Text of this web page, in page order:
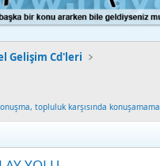
Gelişim Cd'leri
topluluk karşısında konuşamama